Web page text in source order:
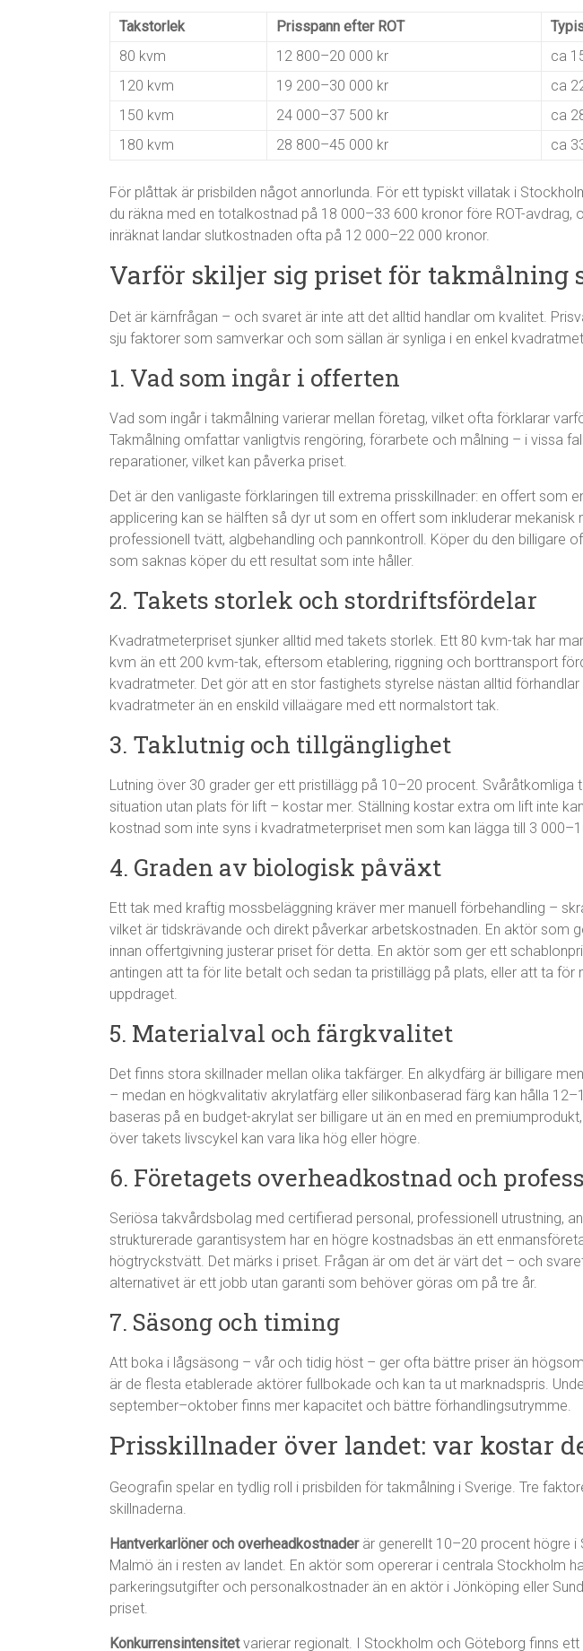
Takstorlek Prisspann efter ROT
80 kvm
12 800–20 000 kr
ca
120 kvm
19 200–30 000 kr
ca
150 kvm
24 000–37 500 kr
ca
180 kvm
28 800–45 000 kr ca
För plåttak är prisbilden något annorlunda. För ett typiskt villatak i
du räkna med en totalkostnad på 18 000–33 600 kronor före ROT-avdrag,
inräknat landar slutkostnaden ofta på 12 000–22 000 kronor.
Varför skiljer sig priset för takmålning
Det är kärnfrågan – och svaret är inte att det alltid handlar om kvalitet.
sju faktorer som samverkar och som sällan är synliga i en enkel
1. Vad som ingår i offerten
Vad som ingår i takmålning varierar mellan företag, vilket ofta förklarar
Takmålning omfattar vanligtvis rengöring, förarbete och målning – i vissa
reparationer, vilket kan påverka priset.
Det är den vanligaste förklaringen till extrema prisskillnader: en offert som
applicering kan se hälften så dyr ut som en offert som inkluderar mekanisk
professionell tvätt, algbehandling och pannkontroll. Köper du den billigare
som saknas köper du ett resultat som inte håller.
2. Takets storlek och stordriftsfördelar
Kvadratmeterpriset sjunker alltid med takets storlek. Ett 80 kvm-tak har
kvm än ett 200 kvm-tak, eftersom etablering, riggning och borttransport
kvadratmeter. Det gör att en stor fastighets styrelse nästan alltid
kvadratmeter än en enskild villaägare med ett normalstort tak.
3. Taklutnig och tillgänglighet
Lutning över 30 grader ger ett pristillägg på 10–20 procent. Svåråtkomliga
situation utan plats för lift – kostar mer. Ställning kostar extra om lift inte
kostnad som inte syns i kvadratmeterpriset men som kan lägga till 3
4. Graden av biologisk påväxt
Ett tak med kraftig mossbeläggning kräver mer manuell förbehandling –
vilket är tidskrävande och direkt påverkar arbets­kostnaden. En aktör som
innan offertgivning justerar priset för detta. En aktör som ger ett
antingen att ta för lite betalt och sedan ta pristillägg på plats, eller att ta
uppdraget.
5. Materialval och färgkvalitet
Det finns stora skillnader mellan olika takfärger. En alkydfärg är billigare
– medan en högkvalitativ akrylatfärg eller silikonbaserad färg kan hålla
baseras på en budget-akrylat ser billigare ut än en med en
över takets livscykel kan vara lika hög eller högre.
6. Företagets overheadkostnad och
Seriösa takvårdsbolag med certifierad personal, professionell utrustning,
strukturerade garantisystem har en högre kostnadsbas än ett
högtryckstvätt. Det märks i priset. Frågan är om det är värt det – och
alternativet är ett jobb utan garanti som behöver göras om på tre år.
7. Säsong och timing
Att boka i lågsäsong – vår och tidig höst – ger ofta bättre priser än
är de flesta etablerade aktörer fullbokade och kan ta ut marknadspris.
september–oktober finns mer kapacitet och bättre förhandlingsutrymme.
Prisskillnader över landet: var kostar
Geografin spelar en tydlig roll i prisbilden för takmålning i Sverige. Tre
skillnaderna.
Hantverkarlöner och overheadkostnaderär generellt 10–20 procent högre i
Malmö än i resten av landet. En aktör som opererar i centrala Stockholm
parkeringsutgifter och personalkostnader än en aktör i Jönköping eller
priset.
Konkurrensintensitetvarierar regionalt. I Stockholm och Göteborg finns ett